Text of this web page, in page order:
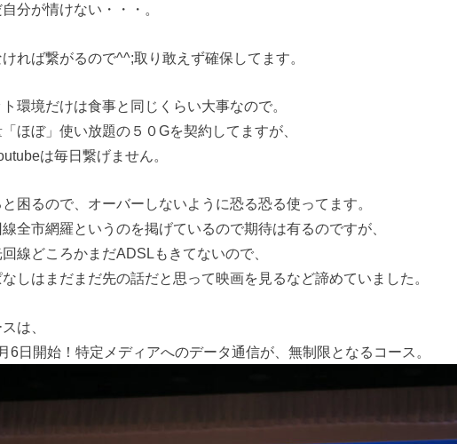
分が情けない・・・。
れば繋がるので^^;取り敢えず確保してます。
環境だけは食事と同じくらい大事なので。
ほぼ」使い放題の５０Gを契約してますが、
は毎日繋げません。
困るので、オーバーしないように恐る恐る使ってます。
全市網羅というのを掲げているので期待は有るのですが、
線どころかまだADSLもきてないので、
しはまだまだ先の話だと思って映画を見るなど諦めていました。
は、
6日開始！特定メディアへのデータ通信が、無制限となるコース。